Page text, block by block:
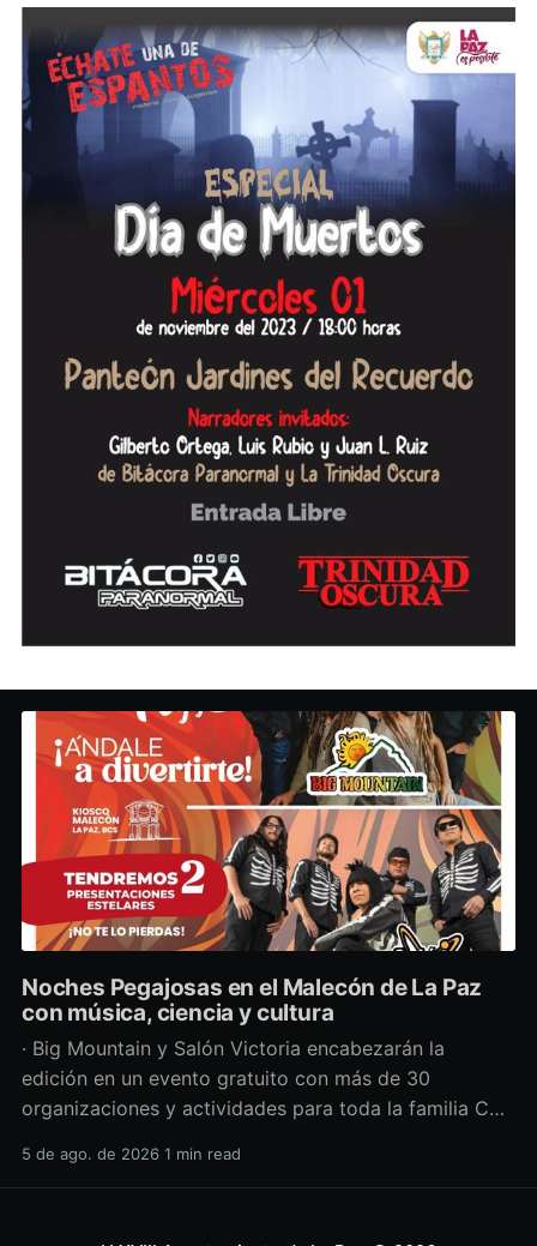
Noches Pegajosas en el Malecón de La Paz
con música, ciencia y cultura
· Big Mountain y Salón Victoria encabezarán la
edición en un evento gratuito con más de 30
organizaciones y actividades para toda la familia Con
divulgación científica y actividades culturales
5 de ago. de 2026 1 min read